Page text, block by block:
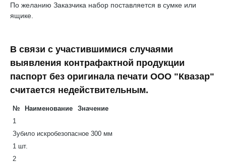
По желанию Заказчика набор поставляется в сумке или
ящике.
В связи с участившимися случаями
выявления контрафактной продукции
паспорт без оригинала печати ООО "Квазар"
считается недействительным.
№ Наименование
Значение
1
Зубило искробезопасное 300 мм
1 шт.
2